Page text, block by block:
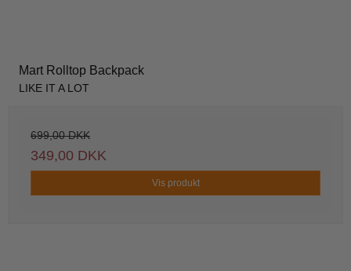
Mart Rolltop Backpack
LIKE IT A LOT
699,00 DKK
349,00 DKK
Vis produkt